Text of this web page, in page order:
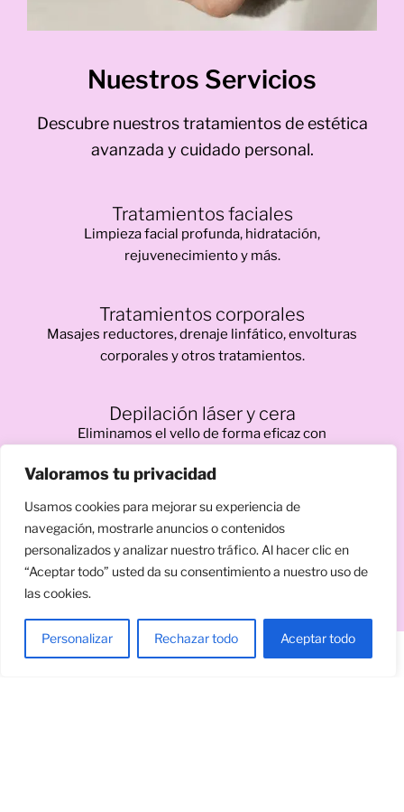
Valoramos tu privacidad
Usamos cookies para mejorar su experiencia de
navegación, mostrarle anuncios o contenidos
personalizados y analizar nuestro tráfico. Al hacer clic en
“Aceptar todo” usted da su consentimiento a nuestro uso de
las cookies.
Personalizar Rechazar todo Aceptar todo
Nuestros Servicios
Descubre nuestros tratamientos de estética
avanzada y cuidado personal.
Tratamientos faciales
Limpieza facial profunda, hidratación,
rejuvenecimiento y más.
Tratamientos corporales
Masajes reductores, drenaje linfático, envolturas
corporales y otros tratamientos.
Depilación láser y cera
Eliminamos el vello de forma eficaz con
Uñas y manicura
Manicura, pedicura y esmaltado
semipermanente para unas manos perfectas.